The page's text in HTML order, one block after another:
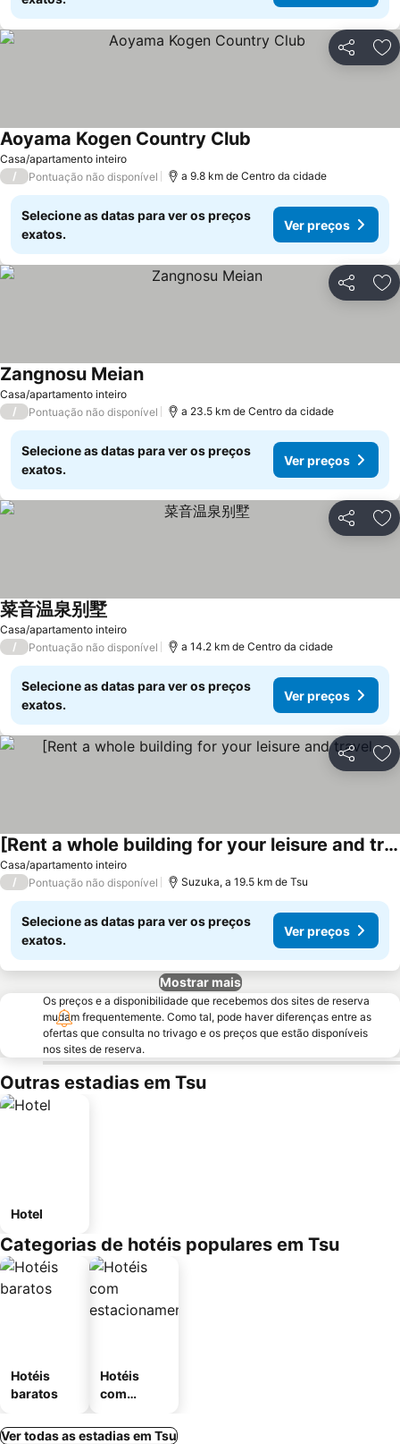
Partilhar
Casa/apartamento inteiro
Aoyama Kogen Country Club
/ Pontuação não disponível a 9.8 km de Centro da cidade
Selecione as datas para ver os preços
exatos.
Ver preços
Partilhar
Casa/apartamento inteiro
Zangnosu Meian
/ Pontuação não disponível a 23.5 km de Centro da cidade
Selecione as datas para ver os preços
exatos.
Ver preços
Partilhar
Casa/apartamento inteiro
菜音温泉别墅
/ Pontuação não disponível a 14.2 km de Centro da cidade
Selecione as datas para ver os preços
exatos.
Ver preços
Partilhar
Casa/apartamento inteiro
[Rent a whole building for your leisure and travel
/ Pontuação não disponível Suzuka, a 19.5 km de Tsu
Selecione as datas para ver os preços
exatos.
Ver preços
Mostrar mais
Os preços e a disponibilidade que recebemos dos sites de reserva
mudam frequentemente. Como tal, pode haver diferenças entre as
ofertas que consulta no trivago e os preços que estão disponíveis
nos sites de reserva.
Outras estadias em Tsu
Hotel
Categorias de hotéis populares em Tsu
Hotéis
baratos
Hotéis
com
mento
Ver todas as estadias em Tsu